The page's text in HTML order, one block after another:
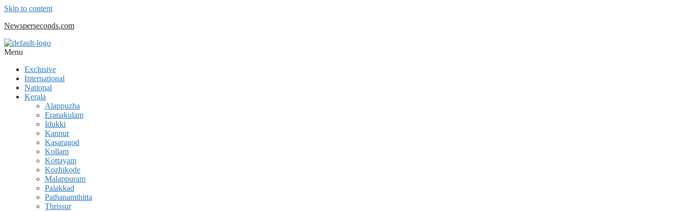
Skip to content
Newsperseconds.com
Menu
Exclusive
International
National
Kerala
Alappuzha
Eranakulam
Idukki
Kannur
Kasaragod
Kollam
Kottayam
Kozhikode
Malappuram
Palakkad
Pathanamthitta
Thrissur